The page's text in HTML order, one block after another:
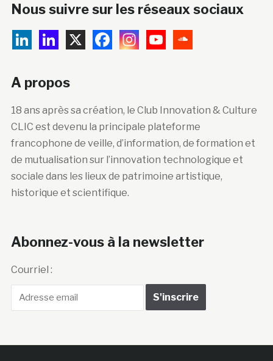
Nous suivre sur les réseaux sociaux
A propos
18 ans après sa création, le Club Innovation & Culture
CLIC est devenu la principale plateforme
francophone de veille, d’information, de formation et
de mutualisation sur l’innovation technologique et
sociale dans les lieux de patrimoine artistique,
historique et scientifique.
Abonnez-vous à la newsletter
Courriel :